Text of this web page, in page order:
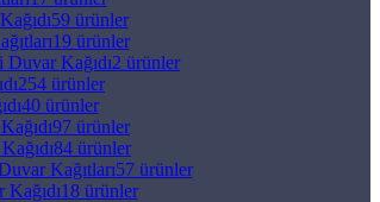
59 ürünler
19 ürünler
Kağıdı2 ürünler
254 ürünler
40 ürünler
97 ürünler
84 ürünler
Kağıtları57 ürünler
18 ürünler